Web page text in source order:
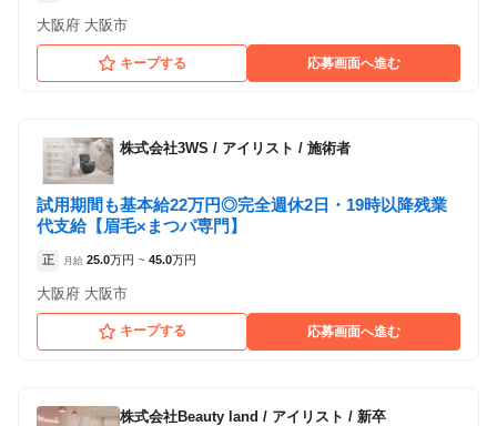
大阪府 大阪市
キープする 応募画面へ進む
株式会社3WS / アイリスト / 施術者
試用期間も基本給22万円◎完全週休2日・19時以降残業
代支給【眉毛×まつパ専門】
正 月給 25.0万円 ~ 45.0万円
大阪府 大阪市
キープする 応募画面へ進む
株式会社Beauty land / アイリスト / 新卒